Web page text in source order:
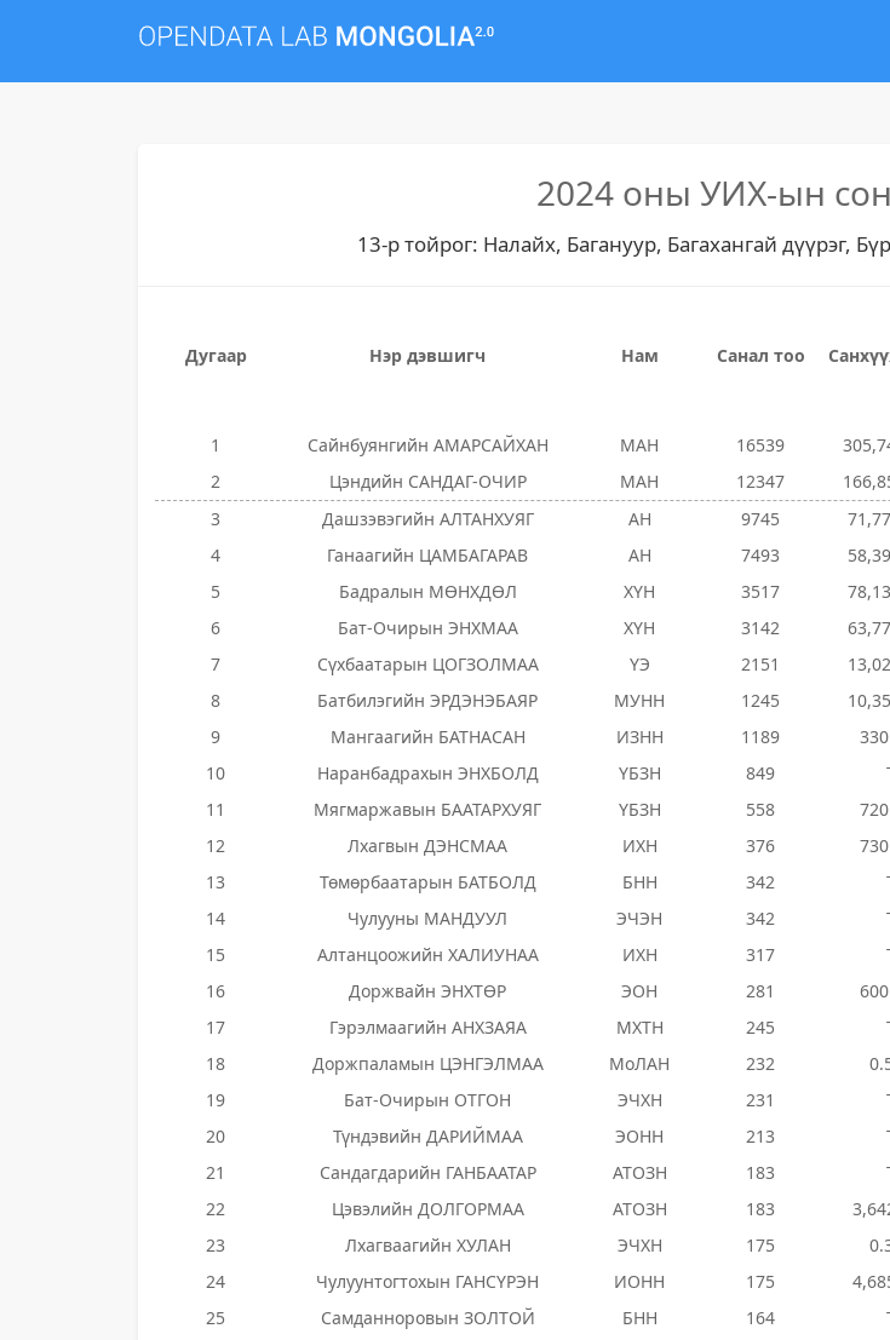
2024 оны УИХ-ын
13-р тойрог: Налайх, Багануур, Багахангай дүүрэг,
Дугаар Нэр дэвшигч Нам Санал тоо
1 Сайнбуянгийн АМАРСАЙХАН МАН 16539
2
Цэндийн САНДАГ-ОЧИР МАН 12347
3
Дашзэвэгийн АЛТАНХУЯГ АН 9745
4
Ганаагийн ЦАМБАГАРАВ АН 7493
5
Бадралын МӨНХДӨЛ ХҮН 3517
6
Бат-Очирын ЭНХМАА ХҮН 3142
7
Сүхбаатарын ЦОГЗОЛМАА ҮЭ 2151
8
Батбилэгийн ЭРДЭНЭБАЯР МУНН 1245
9
Мангаагийн БАТНАСАН ИЗНН 1189
10
Наранбадрахын ЭНХБОЛД ҮБЗН 849
11
Мягмаржавын БААТАРХУЯГ ҮБЗН 558
12
Лхагвын ДЭНСМАА ИХН 376
13
Төмөрбаатарын БАТБОЛД БНН 342
14
Чулууны МАНДУУЛ ЭЧЭН 342
15
Алтанцоожийн ХАЛИУНАА ИХН 317
16
Доржвайн ЭНХТӨР ЭОН 281
17
Гэрэлмаагийн АНХЗАЯА МХТН 245
18
Доржпаламын ЦЭНГЭЛМАА МоЛАН 232
19
Бат-Очирын ОТГОН ЭЧХН 231
20
Түндэвийн ДАРИЙМАА ЭОНН 213
21
Сандагдарийн ГАНБААТАР АТОЗН 183
22
Цэвэлийн ДОЛГОРМАА АТОЗН 183
23
Лхагваагийн ХУЛАН ЭЧХН 175
24
Чулуунтогтохын ГАНСҮРЭН ИОНН 175
25
Самданноровын ЗОЛТОЙ БНН 164